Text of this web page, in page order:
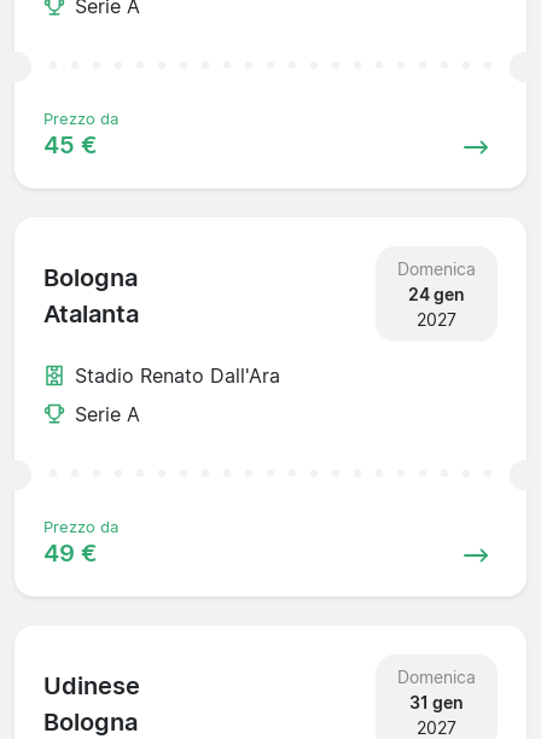
Serie A
Prezzo da
45 €
Bologna
Atalanta
Domenica
24 gen
2027
Stadio Renato Dall'Ara
Serie A
Prezzo da
49 €
Udinese
Bologna
Domenica
31 gen
2027